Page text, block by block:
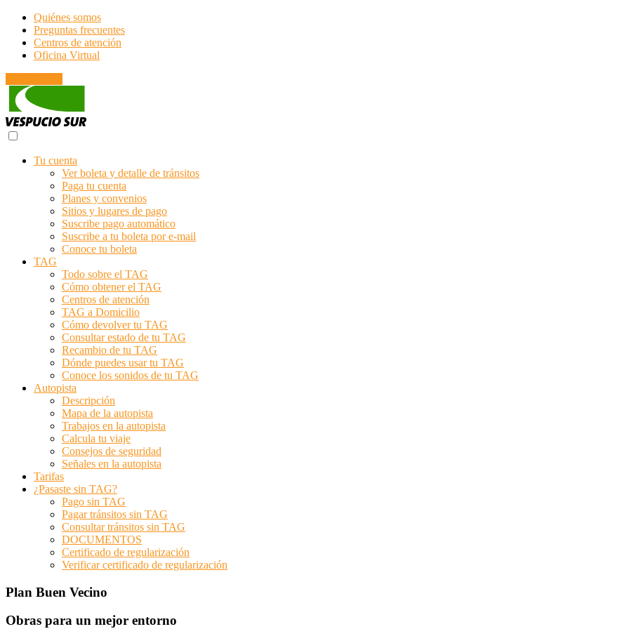
Quiénes somos
Preguntas frecuentes
Centros de atención
Oficina Virtual
Tu cuenta
Ver boleta y detalle de tránsitos
Paga tu cuenta
Planes y convenios
Sitios y lugares de pago
Suscribe pago automático
Suscribe a tu boleta por e-mail
Conoce tu boleta
TAG
Todo sobre el TAG
Cómo obtener el TAG
Centros de atención
TAG a Domicilio
Cómo devolver tu TAG
Consultar estado de tu TAG
Recambio de tu TAG
Dónde puedes usar tu TAG
Conoce los sonidos de tu TAG
Autopista
Descripción
Mapa de la autopista
Trabajos en la autopista
Calcula tu viaje
Consejos de seguridad
Señales en la autopista
Tarifas
¿Pasaste sin TAG?
Pago sin TAG
Pagar tránsitos sin TAG
Consultar tránsitos sin TAG
DOCUMENTOS
Certificado de regularización
Verificar certificado de regularización
Plan Buen Vecino
Obras para un mejor entorno